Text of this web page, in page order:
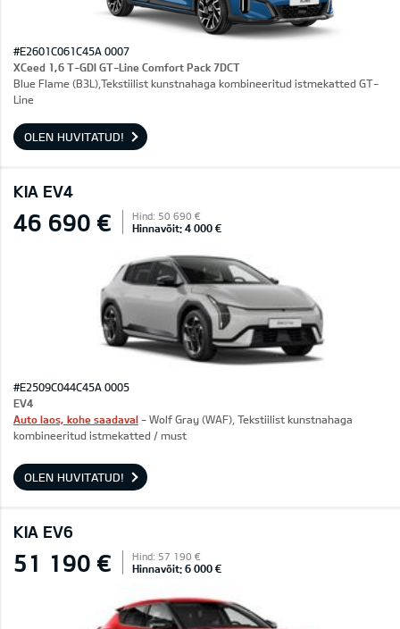
#E2601C061C45A 0007
XCeed 1,6 T-GDI GT-Line Comfort Pack 7DCT
Blue Flame (B3L),Tekstiilist kunstnahaga kombineeritud istmekatted GT-
Line
OLEN HUVITATUD!
KIA EV4
46 690 € Hind: 50 690 €
Hinnavõit: 4 000 €
#E2509C044C45A 0005
EV4
Auto laos, kohe saadaval - Wolf Gray (WAF), Tekstiilist kunstnahaga
kombineeritud istmekatted / must
OLEN HUVITATUD!
KIA EV6
51 190 € Hind: 57 190 €
Hinnavõit: 6 000 €